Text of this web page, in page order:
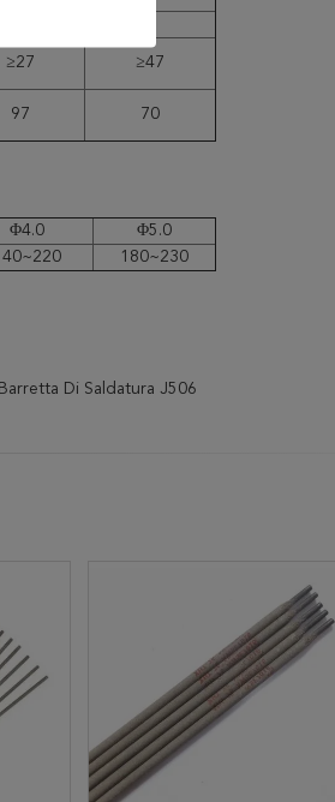
≥27 ≥47
97 70
Φ4.0
Φ5.0
180~230
Barretta Di Saldatura J506